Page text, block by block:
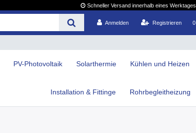
Schneller Versand innerhalb eines Werktages
Anmelden Registrieren 0
PV-Photovoltaik Solarthermie Kühlen und Heizen
Installation & Fittinge Rohrbegleitheizung